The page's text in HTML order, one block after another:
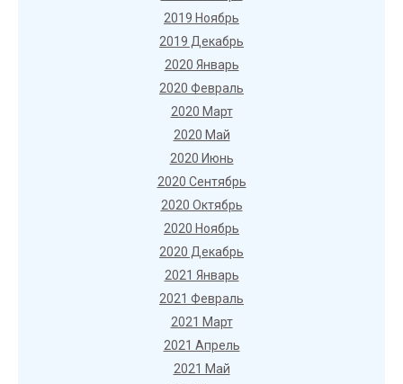
2019 Ноябрь
2019 Декабрь
2020 Январь
2020 Февраль
2020 Март
2020 Май
2020 Июнь
2020 Сентябрь
2020 Октябрь
2020 Ноябрь
2020 Декабрь
2021 Январь
2021 Февраль
2021 Март
2021 Апрель
2021 Май